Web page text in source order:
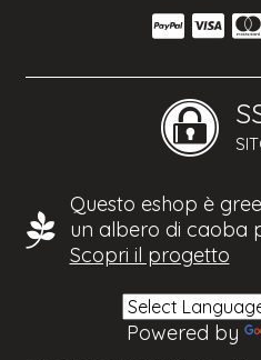
Questo eshop è
un albero di caoba
Scopri il progetto
Powered by